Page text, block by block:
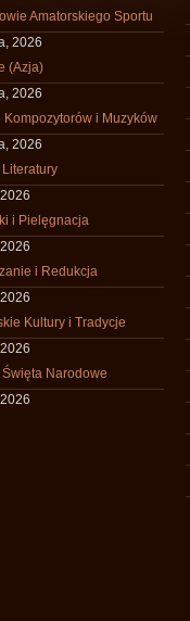
Amatorskiego Sportu
2026
(Azja)
2026
Kompozytorów i Muzyków
2026
Literatury
i Pielęgnacja
i Redukcja
Kultury i Tradycje
Narodowe